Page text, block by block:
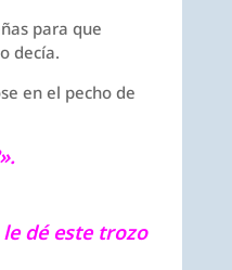
para que
decía.
en el pecho de
dé este trozo